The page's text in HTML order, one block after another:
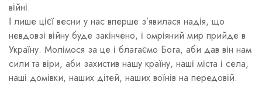
війні.
І лише цієї весни у нас вперше з’явилася надія, що
невдовзі війну буде закінчено, і омріяний мир прийде в
Україну. Молімося за це і благаємо Бога, аби дав він нам
сили та віри, аби захистив нашу країну, наші міста і села,
наші домівки, наших дітей, наших воїнів на передовій.